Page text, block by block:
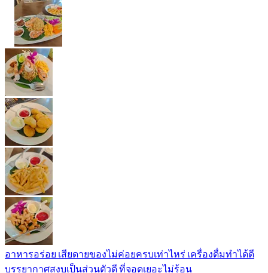
อาหารอร่อย เสียดายของไม่ค่อยครบเท่าไหร่ เครื่องดื่มทำได้ดี
บรรยากาศสงบเป็นส่วนตัวดี ที่จอดเยอะไม่ร้อน